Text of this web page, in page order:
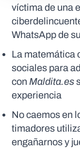
víctima de una
WhatsApp de
La matemática
sociales para
con Maldita.es
experiencia
No caemos en
timadores
engañarnos y